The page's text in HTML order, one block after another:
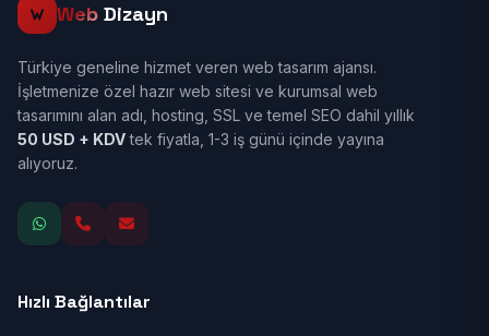
Web Dizayn
Türkiye geneline hizmet veren web tasarım ajansı.
İşletmenize özel hazır web sitesi ve kurumsal web
tasarımını alan adı, hosting, SSL ve temel SEO dahil yıllık
50 USD + KDVtek fiyatla, 1-3 iş günü içinde yayına
alıyoruz.
Hızlı Bağlantılar